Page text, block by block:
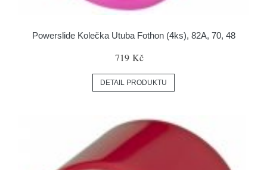
Powerslide Kolečka Utuba Fothon (4ks), 82A, 70, 48
719 Kč
DETAIL PRODUKTU